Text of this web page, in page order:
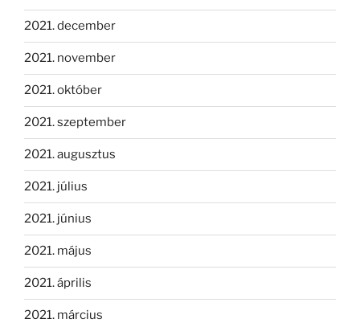
2021. december
2021. november
2021. október
2021. szeptember
2021. augusztus
2021. július
2021. június
2021. május
2021. április
2021. március